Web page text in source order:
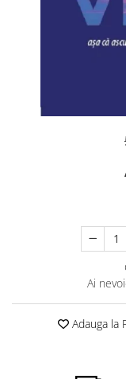
Spiritualitate
Știință și Tehnologie
Științe Sociale si
Ai
Adauga la